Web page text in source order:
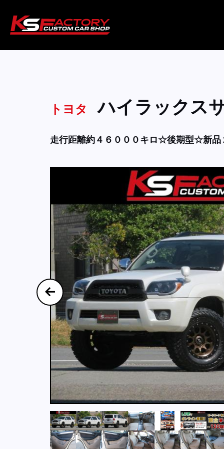
トヨタ ハイラックス
走行距離約４６０００キロ☆後期型☆新品